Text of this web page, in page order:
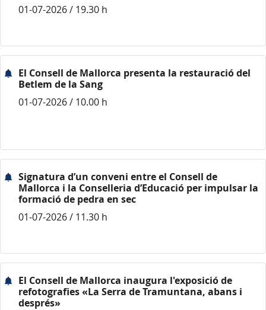
01-07-2026 / 19.30 h
El Consell de Mallorca presenta la restauració del
Betlem de la Sang
01-07-2026 / 10.00 h
Signatura d’un conveni entre el Consell de
Mallorca i la Conselleria d’Educació per impulsar la
formació de pedra en sec
01-07-2026 / 11.30 h
El Consell de Mallorca inaugura l'exposició de
refotografies «La Serra de Tramuntana, abans i
després»